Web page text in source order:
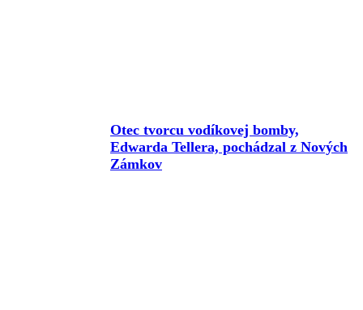
Otec tvorcu vodíkovej bomby,
Edwarda Tellera, pochádzal z Nových
Zámkov